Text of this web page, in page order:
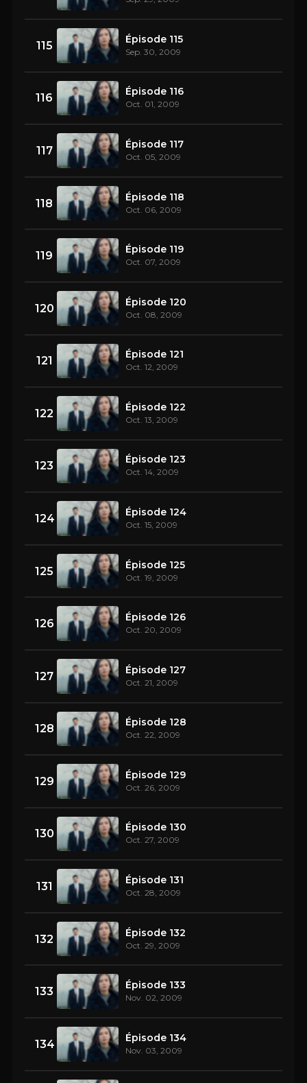
115 Épisode 115
Sep. 30, 2009
116 Épisode 116
Oct. 01, 2009
117 Épisode 117
Oct. 05, 2009
118 Épisode 118
Oct. 06, 2009
119 Épisode 119
Oct. 07, 2009
120 Épisode 120
Oct. 08, 2009
121 Épisode 121
Oct. 12, 2009
122 Épisode 122
Oct. 13, 2009
123 Épisode 123
Oct. 14, 2009
124 Épisode 124
Oct. 15, 2009
125 Épisode 125
Oct. 19, 2009
126 Épisode 126
Oct. 20, 2009
127 Épisode 127
Oct. 21, 2009
128 Épisode 128
Oct. 22, 2009
129 Épisode 129
Oct. 26, 2009
130 Épisode 130
Oct. 27, 2009
131 Épisode 131
Oct. 28, 2009
132 Épisode 132
Oct. 29, 2009
133 Épisode 133
Nov. 02, 2009
134 Épisode 134
Nov. 03, 2009